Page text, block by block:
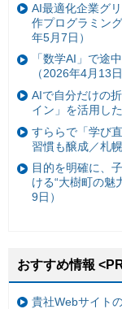
AI最適化企業グ
作プログラミン
年5月7日）
「数学AI」で途
（2026年4月13日
AIで自分だけの
イン」を活用し
すららで「学び
習慣も醸成／札
目的を明確に、
ける“大樹町の魅
9日）
おすすめ情報
貴社Webサイト